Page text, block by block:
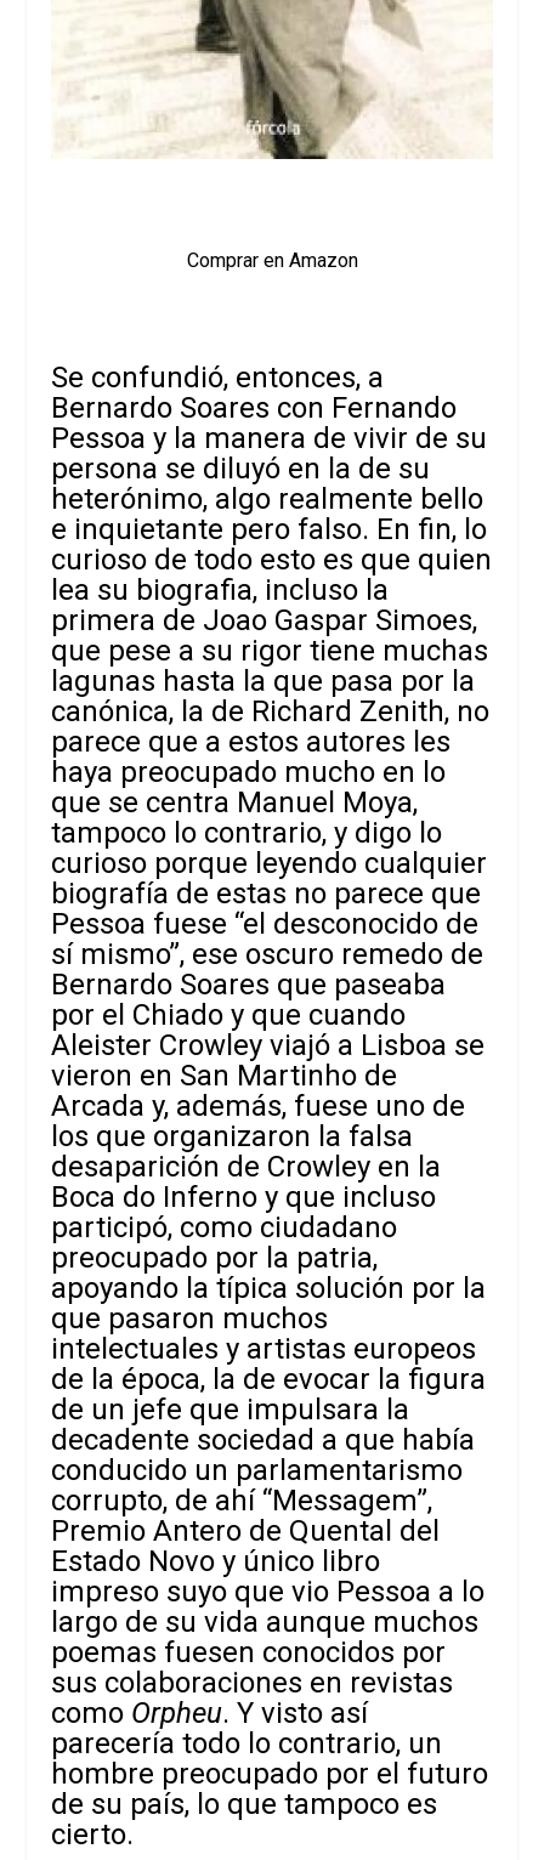
Comprar en Amazon
Se confundió, entonces, a
Bernardo Soares con Fernando
Pessoa y la manera de vivir de su
persona se diluyó en la de su
heterónimo, algo realmente bello
e inquietante pero falso. En fin, lo
curioso de todo esto es que quien
lea su biografia, incluso la
primera de Joao Gaspar Simoes,
que pese a su rigor tiene muchas
lagunas hasta la que pasa por la
canónica, la de Richard Zenith, no
parece que a estos autores les
haya preocupado mucho en lo
que se centra Manuel Moya,
tampoco lo contrario, y digo lo
curioso porque leyendo cualquier
biografía de estas no parece que
Pessoa fuese “el desconocido de
sí mismo”, ese oscuro remedo de
Bernardo Soares que paseaba
por el Chiado y que cuando
Aleister Crowley viajó a Lisboa se
vieron en San Martinho de
Arcada y, además, fuese uno de
los que organizaron la falsa
desaparición de Crowley en la
Boca do Inferno y que incluso
participó, como ciudadano
preocupado por la patria,
apoyando la típica solución por la
que pasaron muchos
intelectuales y artistas europeos
de la época, la de evocar la figura
de un jefe que impulsara la
decadente sociedad a que había
conducido un parlamentarismo
corrupto, de ahí “Messagem”,
Premio Antero de Quental del
Estado Novo y único libro
impreso suyo que vio Pessoa a lo
largo de su vida aunque muchos
poemas fuesen conocidos por
sus colaboraciones en revistas
como Orpheu. Y visto así
parecería todo lo contrario, un
hombre preocupado por el futuro
de su país, lo que tampoco es
cierto.